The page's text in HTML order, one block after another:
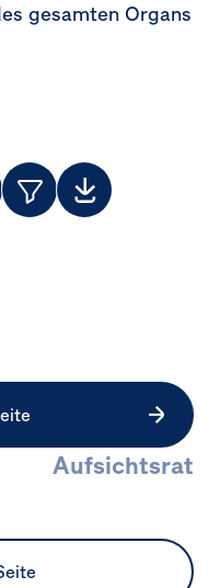
gesamten Organs
Themenfilter
Downloads
Aufsichtsrat